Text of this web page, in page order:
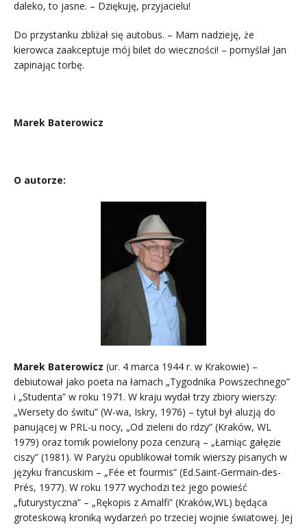
daleko, to jasne. – Dziękuję, przyjacielu!
Do przystanku zbliżał się autobus. – Mam nadzieję, że
kierowca zaakceptuje mój bilet do wieczności! – pomyślał Jan
zapinając torbę.
Marek Baterowicz
O autorze:
Marek Baterowicz (ur. 4 marca 1944 r. w Krakowie) –
debiutował jako poeta na łamach „Tygodnika Powszechnego”
i „Studenta” w roku 1971. W kraju wydał trzy zbiory wierszy:
„Wersety do świtu” (W-wa, Iskry, 1976) – tytuł był aluzją do
panującej w PRL-u nocy, „Od zieleni do rdzy” (Kraków, WL
1979) oraz tomik powielony poza cenzurą – „Łamiąc gałęzie
ciszy” (1981). W Paryżu opublikował tomik wierszy pisanych w
języku francuskim – „Fée et fourmis” (Ed.Saint-Germain-des-
Prés, 1977). W roku 1977 wychodzi też jego powieść
„futurystyczna” – „Rękopis z Amalfi” (Kraków,WL) będąca
groteskową kroniką wydarzeń po trzeciej wojnie światowej. Jej